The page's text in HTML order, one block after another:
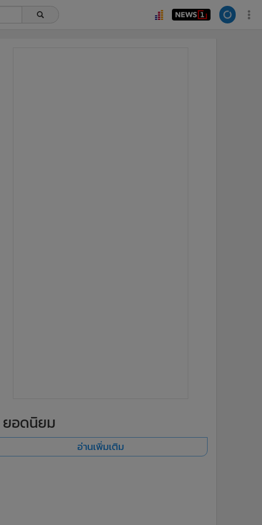
ยอดนิยม
อ่านเพิ่มเติม